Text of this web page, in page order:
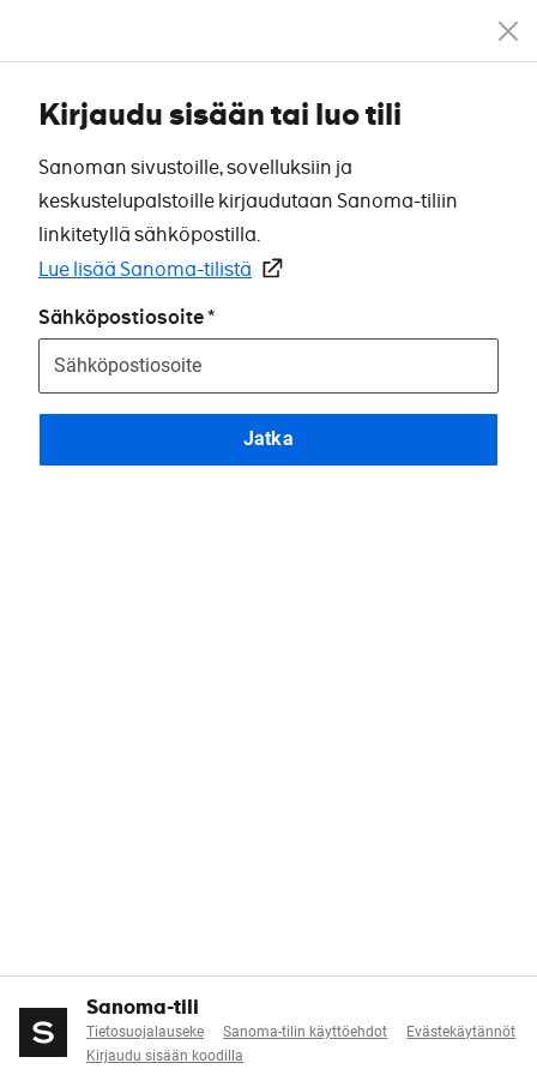
Kirjaudu sisään tai luo tili
Sanoman sivustoille, sovelluksiin ja
keskustelupalstoille kirjaudutaan Sanoma-tiliin
linkitetyllä sähköpostilla.
Lue lisää Sanoma-tilistä
Sähköpostiosoite
Jatka
Sanoma-tili
Tietosuojalauseke Sanoma-tilin käyttöehdot
Evästekäytännöt
Kirjaudu sisään koodilla